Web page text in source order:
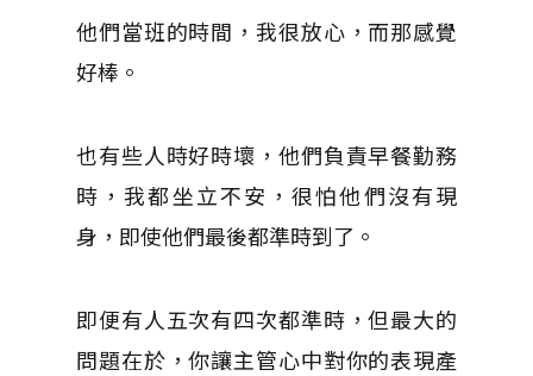
他們當班的時間，我很放心，而那感覺
好棒。
也有些人時好時壞，他們負責早餐勤務
時，我都坐立不安，很怕他們沒有現
身，即使他們最後都準時到了。
即便有人五次有四次都準時，但最大的
問題在於，你讓主管心中對你的表現產